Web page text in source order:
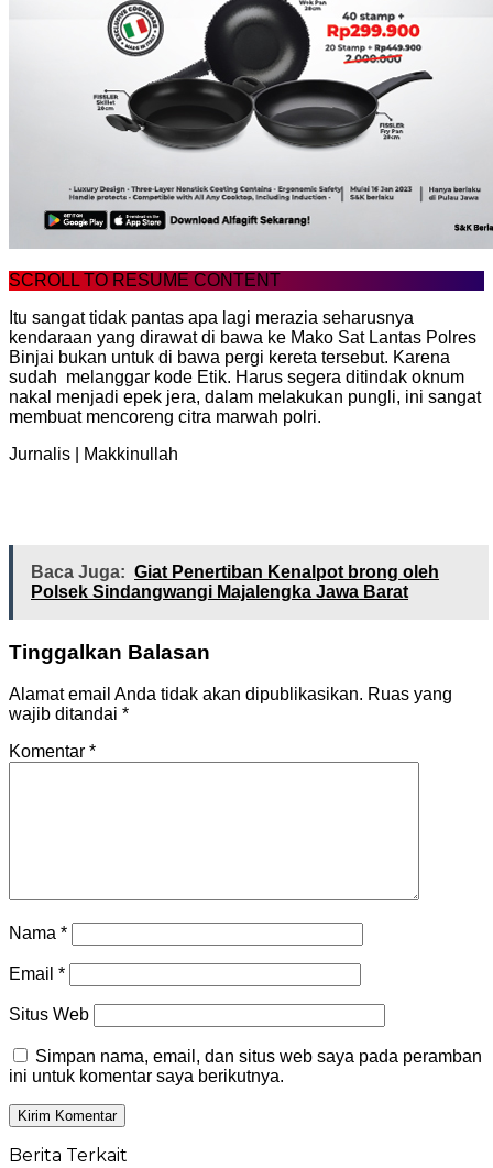
SCROLL TO RESUME CONTENT
Itu sangat tidak pantas apa lagi merazia seharusnya
kendaraan yang dirawat di bawa ke Mako Sat Lantas Polres
Binjai bukan untuk di bawa pergi kereta tersebut. Karena
sudah melanggar kode Etik. Harus segera ditindak oknum
nakal menjadi epek jera, dalam melakukan pungli, ini sangat
membuat mencoreng citra marwah polri.
Jurnalis | Makkinullah
Baca Juga: Giat Penertiban Kenalpot brong oleh
Polsek Sindangwangi Majalengka Jawa Barat
Tinggalkan Balasan
Alamat email Anda tidak akan dipublikasikan. Ruas yang
wajib ditandai *
Komentar *
Nama *
Email *
Situs Web
Simpan nama, email, dan situs web saya pada peramban
ini untuk komentar saya berikutnya.
Berita Terkait